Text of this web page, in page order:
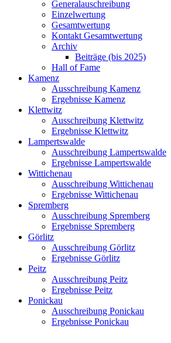
Generalauschreibung
Einzelwertung
Gesamtwertung
Kontakt Gesamtwertung
Archiv
Beiträge (bis 2025)
Hall of Fame
Kamenz
Ausschreibung Kamenz
Ergebnisse Kamenz
Klettwitz
Ausschreibung Klettwitz
Ergebnisse Klettwitz
Lampertswalde
Ausschreibung Lampertswalde
Ergebnisse Lampertswalde
Wittichenau
Ausschreibung Wittichenau
Ergebnisse Wittichenau
Spremberg
Ausschreibung Spremberg
Ergebnisse Spremberg
Görlitz
Ausschreibung Görlitz
Ergebnisse Görlitz
Peitz
Ausschreibung Peitz
Ergebnisse Peitz
Ponickau
Ausschreibung Ponickau
Ergebnisse Ponickau